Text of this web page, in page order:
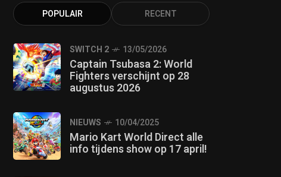
POPULAIR RECENT
SWITCH 2 13/05/2026
Captain Tsubasa 2: World
Fighters verschijnt op 28
augustus 2026
NIEUWS 10/04/2025
Mario Kart World Direct alle
info tijdens show op 17 april!